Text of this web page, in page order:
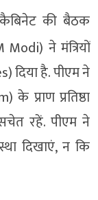
की बैठक
ने मंत्रियों
दिया है. पीएम ने
प्राण प्रतिष्ठा
रहें. पीएम ने
दिखाएं, न कि